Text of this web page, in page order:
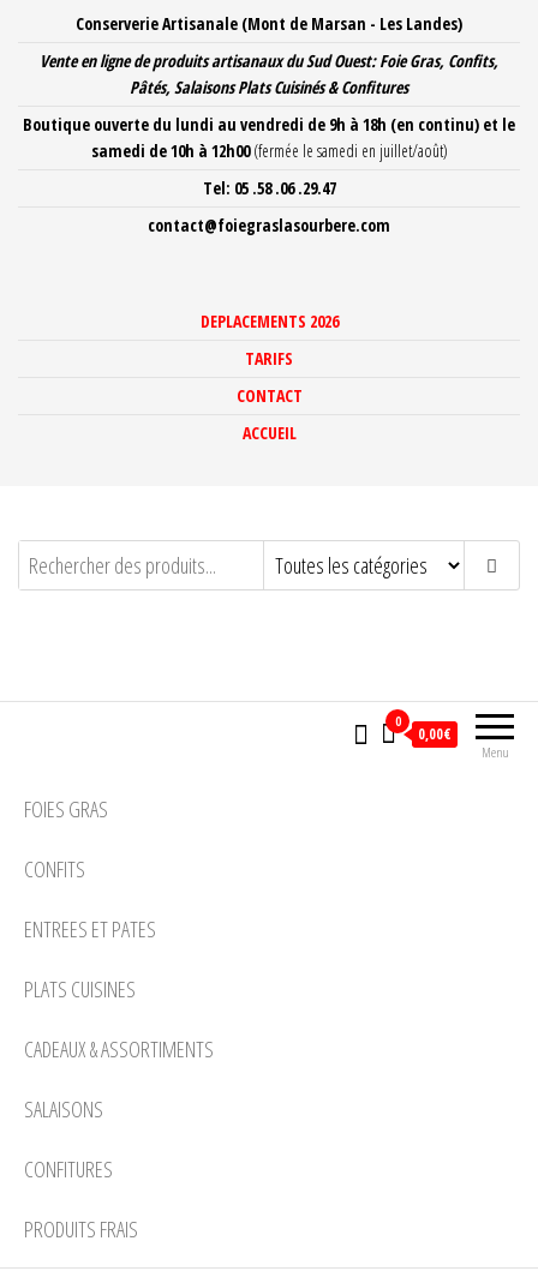
Conserverie Artisanale (Mont de Marsan - Les Landes)
Vente en ligne de produits artisanaux du Sud Ouest: Foie Gras, Confits,
Pâtés, Salaisons Plats Cuisinés & Confitures
Boutique ouverte du lundi au vendredi de 9h à 18h (en continu) et le
samedi de 10h à 12h00(fermée le samedi en juillet/août)
Tel: 05 .58 .06 .29.47
contact@foiegraslasourbere.com
DEPLACEMENTS 2026
TARIFS
CONTACT
ACCUEIL
LA SOURBERE ARTISAN CONSERVEUR PASSIONNE
Menu
0
0,00€
FOIES GRAS
CONFITS
ENTREES ET PATES
PLATS CUISINES
CADEAUX & ASSORTIMENTS
SALAISONS
CONFITURES
PRODUITS FRAIS